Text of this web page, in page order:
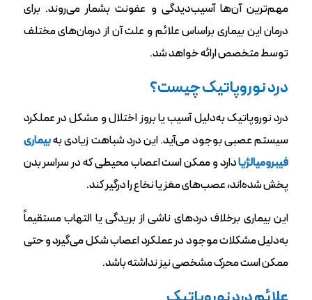
مهم‌ترین آن‌ها آسیب‌دیدگی و عفونت بشمار می‌روند‌. برای
درمان این بیماری براساس علائم و علت آن از درمان‌های مختلف
توسط متخصص ارائه خواهد شد.
درد نوروپاتیک چیست؟
درد نوروپاتیک به‌دلیل آسیب یا بروز اختلال و مشکل در عملکرد
سیستم عصبی بوجود می‌آید‌. این درد شباهت زیادی بهبیماری
فیبرومیالژیادارد و ممکن است اعصاب محیطی که در سراسر بدن
پخش شده‌اند، عصب‌های مغز یا نخاع را درگیر کند.
این بیماری برخلاف دردهای ناشی از بریدگی یا التهاب مستقیماً
به‌دلیل مشکلات موجود در عملکرد اعصاب شکل می‌گیرد و حتی
ممکن است محرک مشخصی نیز نداشته باشد.